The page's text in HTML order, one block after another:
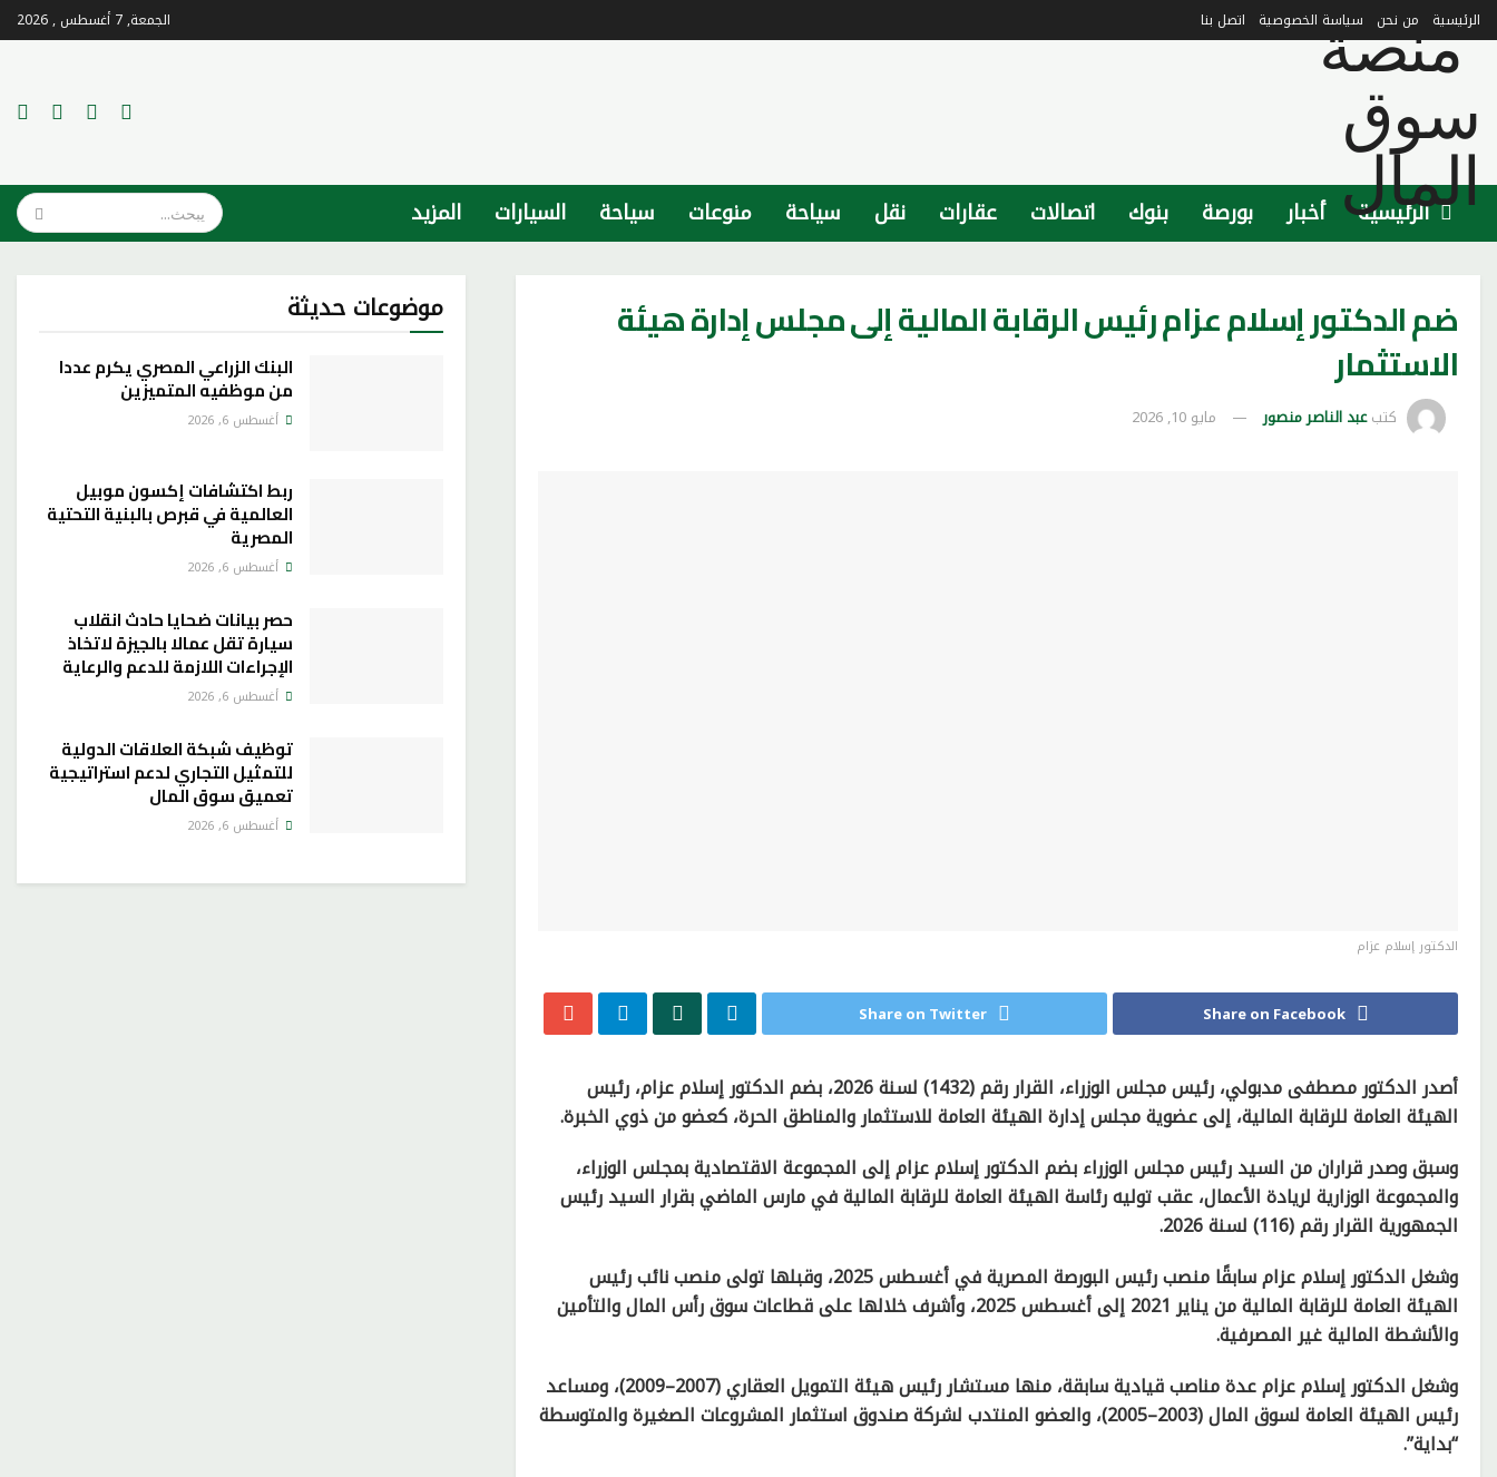
الرئيسية من نحن سياسة الخصوصية اتصل بنا الجمعة, 7 أغسطس , 2026
الرئيسية أخبار بورصة بنوك اتصالات عقارات نقل سياحة منوعات سياحة السيارات المزيد
ضم الدكتور إسلام عزام رئيس الرقابة المالية إلى مجلس إدارة هيئة
الاستثمار
كتبعبد الناصر منصور مايو 10, 2026
الدكتور إسلام عزام
Share on Facebook
Share on Twitter
أصدر الدكتور مصطفى مدبولي، رئيس مجلس الوزراء، القرار رقم (1432) لسنة 2026، بضم الدكتور إسلام عزام، رئيس
الهيئة العامة للرقابة المالية، إلى عضوية مجلس إدارة الهيئة العامة للاستثمار والمناطق الحرة، كعضو من ذوي الخبرة.
وسبق وصدر قراران من السيد رئيس مجلس الوزراء بضم الدكتور إسلام عزام إلى المجموعة الاقتصادية بمجلس الوزراء،
والمجموعة الوزارية لريادة الأعمال، عقب توليه رئاسة الهيئة العامة للرقابة المالية في مارس الماضي بقرار السيد رئيس
الجمهورية القرار رقم (116) لسنة 2026.
وشغل الدكتور إسلام عزام سابقًا منصب رئيس البورصة المصرية في أغسطس 2025، وقبلها تولى منصب نائب رئيس
الهيئة العامة للرقابة المالية من يناير 2021 إلى أغسطس 2025، وأشرف خلالها على قطاعات سوق رأس المال والتأمين
والأنشطة المالية غير المصرفية.
وشغل الدكتور إسلام عزام عدة مناصب قيادية سابقة، منها مستشار رئيس هيئة التمويل العقاري (2007–2009)، ومساعد
رئيس الهيئة العامة لسوق المال (2003–2005)، والعضو المنتدب لشركة صندوق استثمار المشروعات الصغيرة والمتوسطة
“بداية”.
موضوعات حديثة
البنك الزراعي المصري يكرم عددا
من موظفيه المتميزين
أغسطس 6, 2026
ربط اكتشافات إكسون موبيل
العالمية في قبرص بالبنية التحتية
المصرية
أغسطس 6, 2026
حصر بيانات ضحايا حادث انقلاب
سيارة تقل عمالا بالجيزة لاتخاذ
الإجراءات اللازمة للدعم والرعاية
أغسطس 6, 2026
توظيف شبكة العلاقات الدولية
للتمثيل التجاري لدعم استراتيجية
تعميق سوق المال
أغسطس 6, 2026